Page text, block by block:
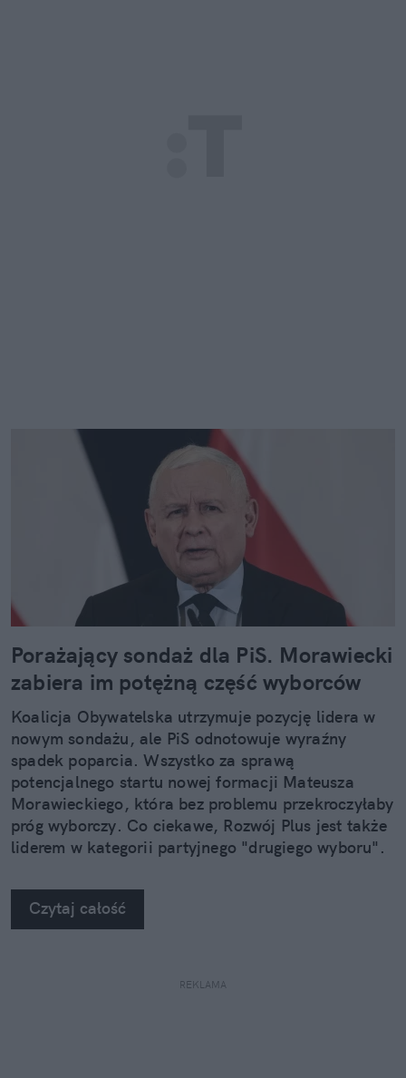
Porażający sondaż dla PiS. Morawiecki
zabiera im potężną część wyborców
Koalicja Obywatelska utrzymuje pozycję lidera w
nowym sondażu, ale PiS odnotowuje wyraźny
spadek poparcia. Wszystko za sprawą
potencjalnego startu nowej formacji Mateusza
Morawieckiego, która bez problemu przekroczyłaby
próg wyborczy. Co ciekawe, Rozwój Plus jest także
liderem w kategorii partyjnego "drugiego wyboru".
Czytaj całość
REKLAMA